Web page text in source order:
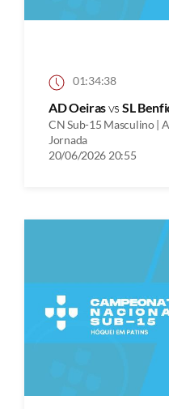
01:34:38
AD Oeirasvs SL
CN Sub-15 Masculino |
Jornada
20/06/2026 20:55